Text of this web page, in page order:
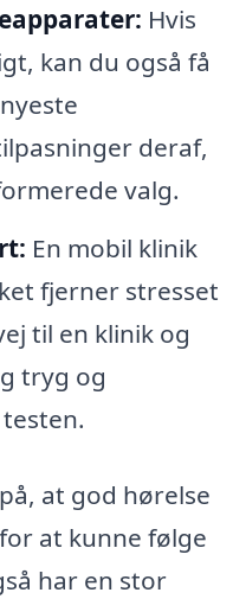
Hvis
kan du også få
deraf,
valg.
En mobil klinik
fjerner stresset
til en klinik og
tryg og
at god hørelse
at kunne følge
har en stor